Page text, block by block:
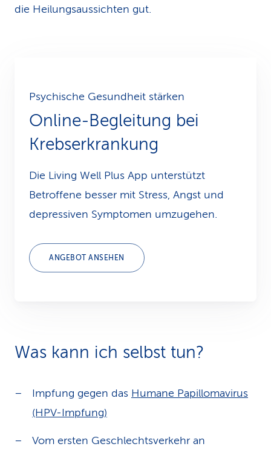
die Heilungsaussichten gut.
Psychische Gesundheit stärken
Online-Begleitung bei
Krebs­erkrankung
Die Living Well Plus App unterstützt
Betroffene besser mit Stress, Angst und
depressiven Symptomen umzugehen.
ANGEBOT ANSEHEN
Was kann ich selbst tun?
Impfung gegen das Humane Papillomavirus
(HPV-Impfung)
Vom ersten Geschlechtsverkehr an